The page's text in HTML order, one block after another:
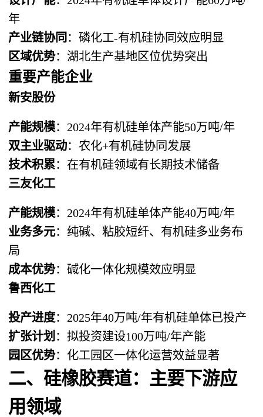
年
产业链协同 ：磷化工-有机硅协同效应明显
区域优势：湖北生产基地区位优势突出
重要产能企业
新安股份
产能规模：2024年有机硅单体产能50万吨/年
双主业驱动：农化+有机硅协同发展
技术积累：在有机硅领域有长期技术储备
三友化工
产能规模：2024年有机硅单体产能40万吨/年
业务多元：纯碱、粘胶短纤、有机硅多业务布
局
成本优势：碱化一体化规模效应明显
鲁西化工
投产进度：2025年40万吨/年有机硅单体已投产
扩张计划 ：拟投资建设100万吨/年产能
园区优势：化工园区一体化运营效益显著
二、硅橡胶赛道：主要下游应
用领域